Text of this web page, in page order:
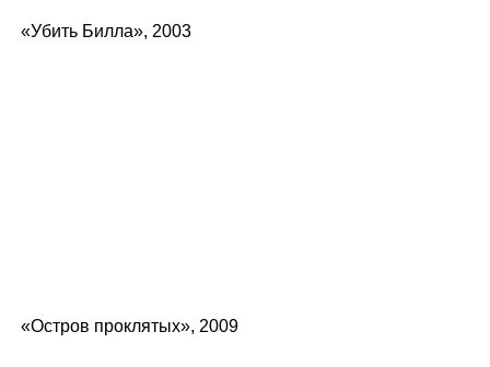
«Убить Билла», 2003
«Остров проклятых», 2009